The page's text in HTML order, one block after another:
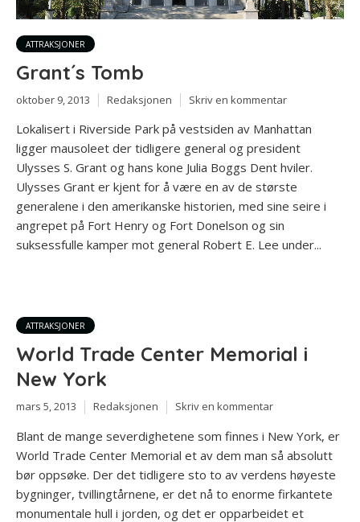
ATTRAKSJONER
Grant´s Tomb
oktober 9, 2013 Redaksjonen Skriv en kommentar
Lokalisert i Riverside Park på vestsiden av Manhattan
ligger mausoleet der tidligere general og president
Ulysses S. Grant og hans kone Julia Boggs Dent hviler.
Ulysses Grant er kjent for å være en av de største
generalene i den amerikanske historien, med sine seire i
angrepet på Fort Henry og Fort Donelson og sin
suksessfulle kamper mot general Robert E. Lee under...
ATTRAKSJONER
World Trade Center Memorial i
New York
mars 5, 2013 Redaksjonen Skriv en kommentar
Blant de mange severdighetene som finnes i New York, er
World Trade Center Memorial et av dem man så absolutt
bør oppsøke. Der det tidligere sto to av verdens høyeste
bygninger, tvillingtårnene, er det nå to enorme firkantete
monumentale hull i jorden, og det er opparbeidet et